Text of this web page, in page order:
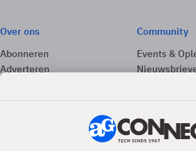
Over ons
Abonneren
Adverteren
Community
Events &